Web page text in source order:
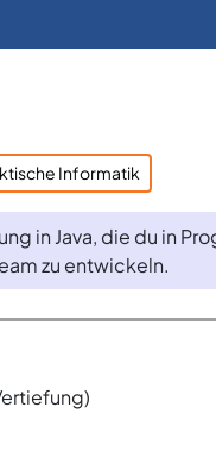
Informatik
in Java, die du in
zu entwickeln.